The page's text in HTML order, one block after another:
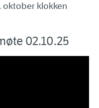
oktober klokken
02.10.25